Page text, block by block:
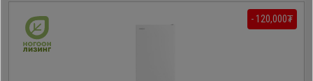
- 120,000₮